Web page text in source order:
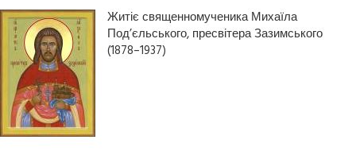
Житіє священномученика Михаїла
Под’єльського, пресвітера Зазимського
(1878–1937)